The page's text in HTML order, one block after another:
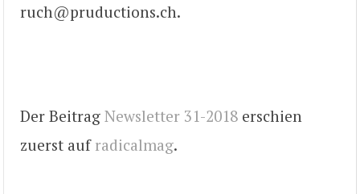
ruch@pruductions.ch.
Der Beitrag Newsletter 31-2018 erschien
zuerst auf radicalmag.